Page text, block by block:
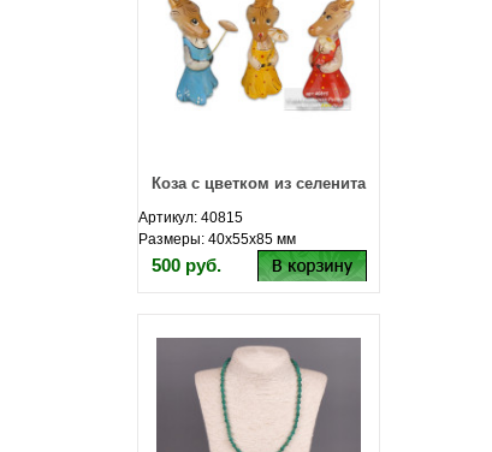
Коза с цветком из селенита
Артикул: 40815
Размеры: 40х55х85 мм
500 руб.